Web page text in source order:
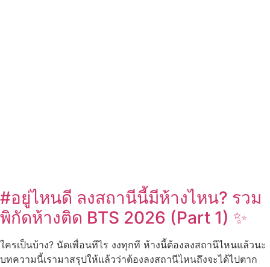
#อยู่ไหนดี ลงสถานีนี้มีห้างไหน? รวม
พิกัดห้างติด BTS 2026 (Part 1) ✨
ใครเป็นบ้าง? นัดเพื่อนทีไร งงทุกที ห้างนี้ต้องลงสถานีไหนแล้วนะ
บทความนี้เรามาสรุปให้แล้วว่าต้องลงสถานีไหนถึงจะได้ไปตาก